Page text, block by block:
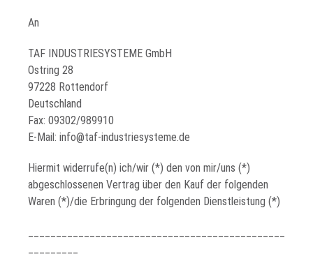
An
TAF INDUSTRIESYSTEME GmbH
Ostring 28
97228 Rottendorf
Deutschland
Fax: 09302/989910
E-Mail: info@taf-industriesysteme.de
Hiermit widerrufe(n) ich/wir (*) den von mir/uns (*)
abgeschlossenen Vertrag über den Kauf der folgenden
Waren (*)/die Erbringung der folgenden Dienstleistung (*)